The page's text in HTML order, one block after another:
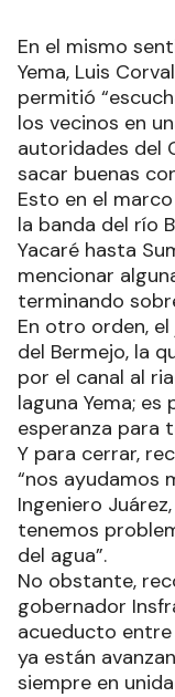
En el mismo
Yema, Luis
permitió
los vecinos en
autoridades del
sacar buenas
Esto en el
la banda del río
Yacaré hasta
mencionar
terminando
En otro orden,
del Bermejo, la
por el canal al
laguna Yema;
esperanza para
Y para cerrar,
“nos ayudamos
Ingeniero
tenemos
del agua”.
No obstante,
gobernador
acueducto entre
ya están
siempre en